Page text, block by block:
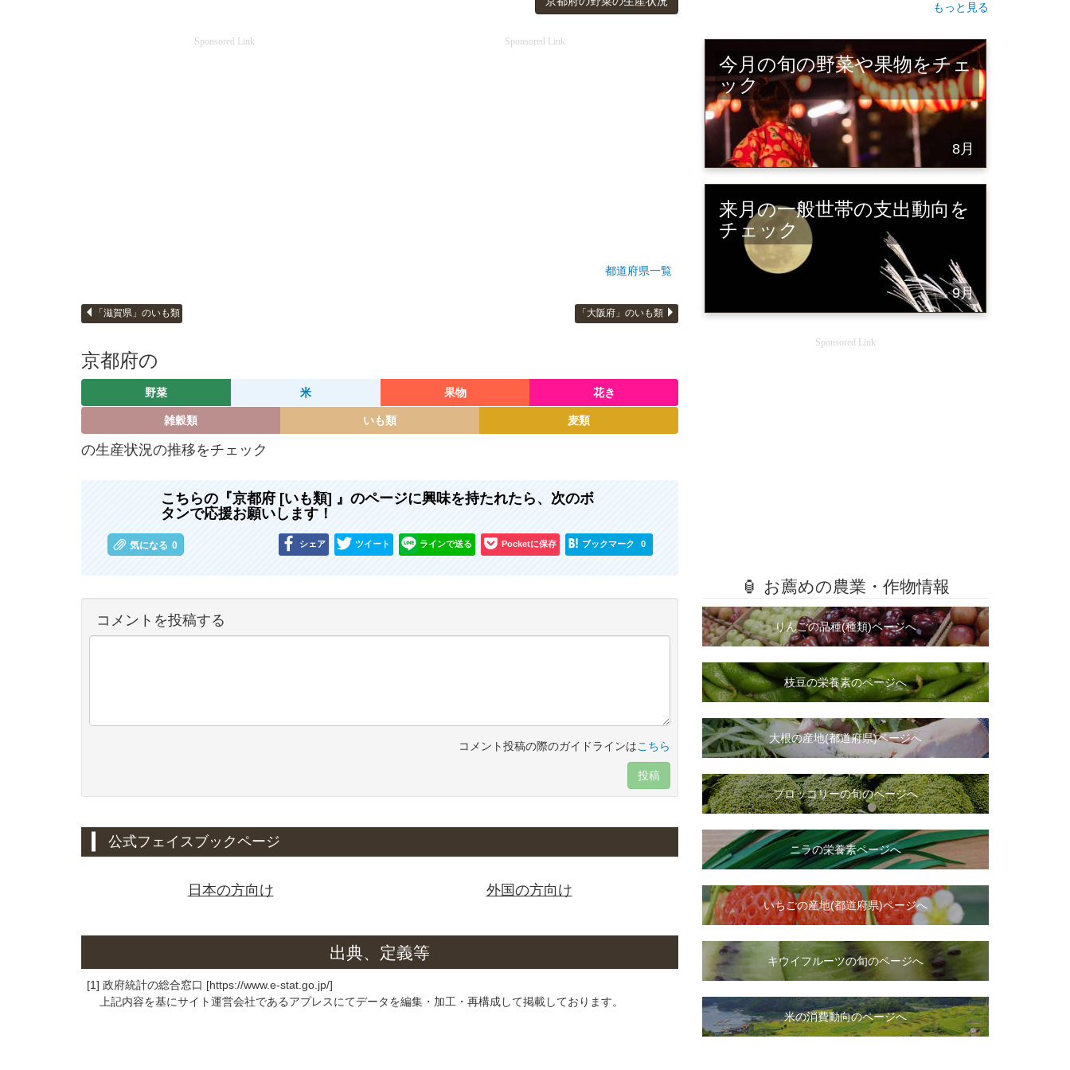
Sponsored Link Sponsored Link
都道府県一覧
「滋賀県」のいも類 「大阪府」のいも類
京都府の
野菜 米 果物 花き
雑穀類 いも類 麦類
の生産状況の推移をチェック
こちらの『京都府 [いも類] 』のページに興味を持たれたら、次のボ
タンで応援お願いします！
気になる 0 シェア ツイート ラインで送る Pocketに保存 ブックマーク 0
コメントを投稿する
コメント投稿の際のガイドラインはこちら
投稿
公式フェイスブックページ
日本の方向け 外国の方向け
出典、定義等
[1] 政府統計の総合窓口 [https://www.e-stat.go.jp/]
上記内容を基にサイト運営会社であるアプレスにてデータを編集・加工・再構成して掲載しております。
もっと見る
今月の旬の野菜や果物をチェ
ック
8月
来月の一般世帯の支出動向を
チェック
9月
Sponsored Link
🏮 お薦めの農業・作物情報
りんごの品種(種類)ページへ
枝豆の栄養素のページへ
大根の産地(都道府県)ページへ
ブロッコリーの旬のページへ
ニラの栄養素ページへ
いちごの産地(都道府県)ページへ
キウイフルーツの旬のページへ
米の消費動向のページへ